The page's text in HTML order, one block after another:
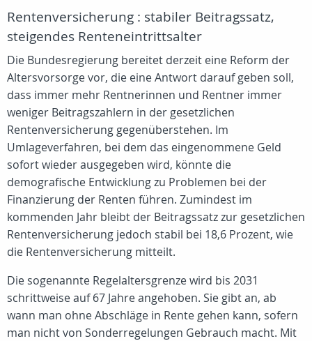
Rentenversicherung : stabiler Beitragssatz,
steigendes Renteneintrittsalter
Die Bundesregierung bereitet derzeit eine Reform der
Altersvorsorge vor, die eine Antwort darauf geben soll,
dass immer mehr Rentnerinnen und Rentner immer
weniger Beitragszahlern in der gesetzlichen
Rentenversicherung gegenüberstehen. Im
Umlageverfahren, bei dem das eingenommene Geld
sofort wieder ausgegeben wird, könnte die
demografische Entwicklung zu Problemen bei der
Finanzierung der Renten führen. Zumindest im
kommenden Jahr bleibt der Beitragssatz zur gesetzlichen
Rentenversicherung jedoch stabil bei 18,6 Prozent, wie
die Rentenversicherung mitteilt.
Die sogenannte Regelaltersgrenze wird bis 2031
schrittweise auf 67 Jahre angehoben. Sie gibt an, ab
wann man ohne Abschläge in Rente gehen kann, sofern
man nicht von Sonderregelungen Gebrauch macht. Mit